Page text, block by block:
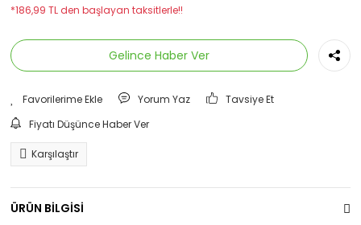
*186,99 TL den başlayan taksitlerle!!
Gelince Haber Ver
Yorum Yaz
Tavsiye Et
Fiyatı Düşünce Haber Ver
Karşılaştır
ÜRÜN BİLGİSİ